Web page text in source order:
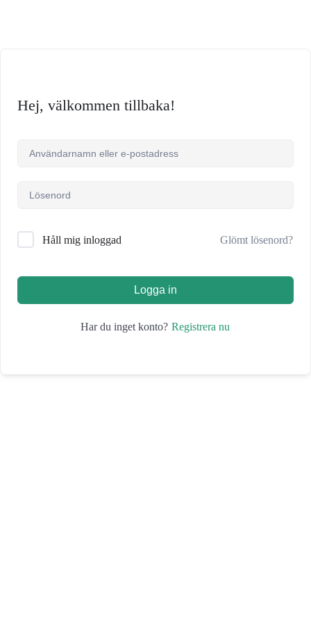
Hej, välkommen tillbaka!
Håll mig inloggad Glömt lösenord?
Logga in
Har du inget konto? Registrera nu